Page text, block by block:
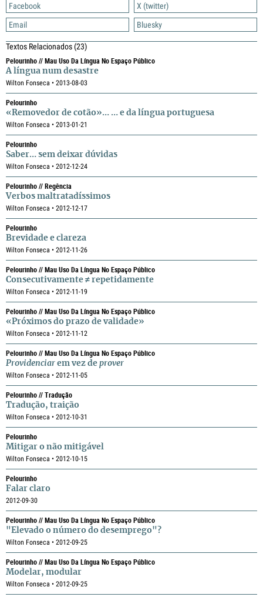
Facebook
X (twitter)
Email
Bluesky
Textos Relacionados(23)
Pelourinho // Mau Uso Da Língua No Espaço Público
A língua num desastre
Wilton Fonseca • 2013-08-03
Pelourinho
«Removedor de cotão»… … e da língua portuguesa
Wilton Fonseca • 2013-01-21
Pelourinho
Saber… sem deixar dúvidas
Wilton Fonseca • 2012-12-24
Pelourinho // Regência
Verbos maltratadíssimos
Wilton Fonseca • 2012-12-17
Pelourinho
Brevidade e clareza
Wilton Fonseca • 2012-11-26
Pelourinho // Mau Uso Da Língua No Espaço Público
Consecutivamente ≠ repetidamente
Wilton Fonseca • 2012-11-19
Pelourinho // Mau Uso Da Língua No Espaço Público
«Próximos do prazo de validade»
Wilton Fonseca • 2012-11-12
Pelourinho // Mau Uso Da Língua No Espaço Público
Providenciar em vez de prover
Wilton Fonseca • 2012-11-05
Pelourinho // Tradução
Tradução, traição
Wilton Fonseca • 2012-10-31
Pelourinho
Mitigar o não mitigável
Wilton Fonseca • 2012-10-15
Pelourinho
Falar claro
2012-09-30
Pelourinho // Mau Uso Da Língua No Espaço Público
"Elevado o número do desemprego"?
Wilton Fonseca • 2012-09-25
Pelourinho // Mau Uso Da Língua No Espaço Público
Modelar, modular
Wilton Fonseca • 2012-09-25